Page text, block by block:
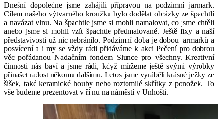
Dnešní dopoledne jsme zahájili přípravou na podzimní jarmark.
Cílem našeho výtvarného kroužku bylo dodělat obrázky ze špachtlí
a navázat vlnu. Na špachtle jsme si mohli namalovat, co jsme chtěli
anebo jsme si mohli vzít špachtle předmalované. Ještě fixy a naší
představivosti už nic nebránilo. Podzimní doba je dobou jarmarků a
posvícení a i my se vždy rádi přidáváme k akci Pečení pro dobrou
věc pořádanou Nadačním fondem Slunce pro všechny. Kreativní
činnosti nás baví a jsme rádi, když můžeme ještě svými výrobky
přinášet radost někomu dalšímu. Letos jsme vyráběli krásné ježky ze
šišek, také keramické houby nebo roztomilé skřítky z ponožek. To
vše budeme prezentovat v říjnu na náměstí v Unhošti.